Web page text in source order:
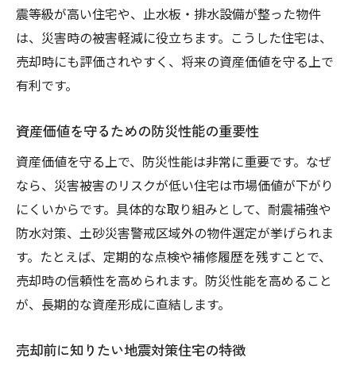
災害リスクが少ない土地の特徴と見極め方
安全な地域で資産価値を高める不動産売却
ト
買っては いけないエリアの判断基準
将来を見据えた安全な土地の選び方
長く安心して暮らせる家の選び方と売却準備
不動産売却に強い安心住宅の選び方
長期的な安全性を考慮した家選びのポイン
ト
資産価値を維持する住宅の要件と工夫
震等級が高い住宅や、止水板・排水設備が整った物件
は、災害時の被害軽減に役立ちます。こうした住宅は、
売却時にも評価されやすく、将来の資産価値を守る上で
有利です。
資産価値を守るための防災性能の重要性
資産価値を守る上で、防災性能は非常に重要です。なぜ
なら、災害被害のリスクが低い住宅は市場価値が下がり
にくいからです。具体的な取り組みとして、耐震補強や
防水対策、土砂災害警戒区域外の物件選定が挙げられま
す。たとえば、定期的な点検や補修履歴を残すことで、
売却時の信頼性を高められます。防災性能を高めること
が、長期的な資産形成に直結します。
売却前に知りたい地震対策住宅の特徴